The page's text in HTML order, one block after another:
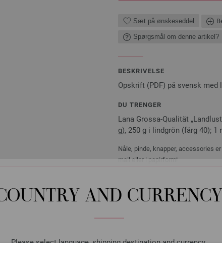
AND CURRENCY
Please select language, shipping destination and currency.
Sæt på ønskeseddel
Spørgsmål om denne artikel?
BESKRIVELSE
Opskrift (PDF) på svensk
DU TRENGER
Lana Grossa-Qualität
g), 250 g i lindgrön (färg 40); 1
Nåle, pinde, knapper, accessories
mail eller i papirform!
Rundpind Design Træ
LANA GROSSA Rundpind